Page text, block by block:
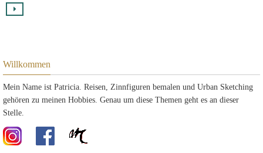
Willkommen
Mein Name ist Patricia. Reisen, Zinnfiguren bemalen und Urban Sketching
gehören zu meinen Hobbies. Genau um diese Themen geht es an dieser
Stelle.